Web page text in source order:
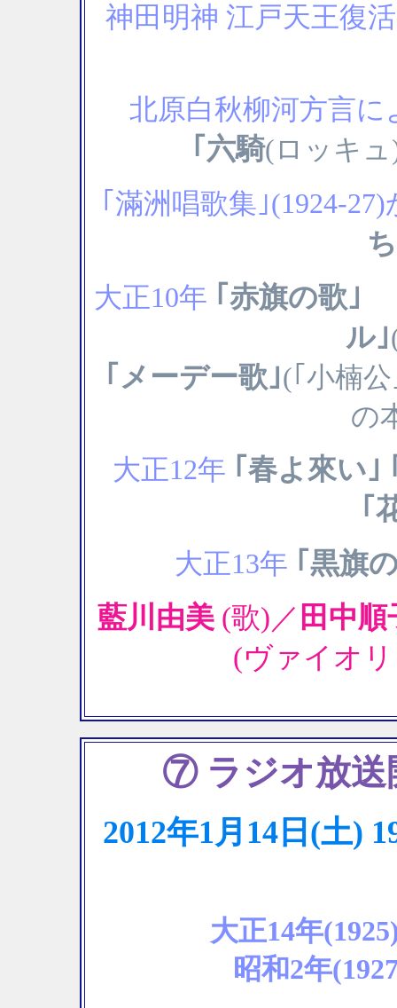
神田明神 江戸天王復
北原白秋柳河方言
｢六騎(ロッキュ
｢滿洲唱歌集｣(1924-
大正10年 ｢赤旗の歌｣
ル｣
｢メーデー歌｣(｢小楠
の
大正12年 ｢春よ來い｣
｢
大正13年 ｢黒旗
藍川由美 (歌)／ 田中
(ヴァイオ
⑦ ラジオ放送
2012年1月14日(土)
大正14年
昭和2年